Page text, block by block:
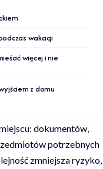
wakacji
więcej i nie
z domu
dokumentów,
potrzebnych
zmniejsza ryzyko,